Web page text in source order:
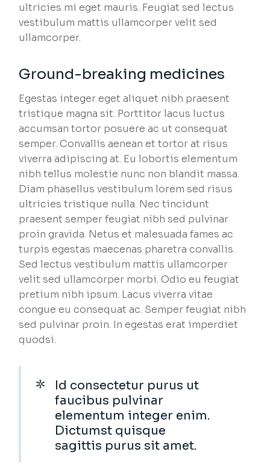
ultricies mi eget mauris. Feugiat sed lectus
vestibulum mattis ullamcorper velit sed
ullamcorper.
Ground-breaking medicines
Egestas integer eget aliquet nibh praesent
tristique magna sit. Porttitor lacus luctus
accumsan tortor posuere ac ut consequat
semper. Convallis aenean et tortor at risus
viverra adipiscing at. Eu lobortis elementum
nibh tellus molestie nunc non blandit massa.
Diam phasellus vestibulum lorem sed risus
ultricies tristique nulla. Nec tincidunt
praesent semper feugiat nibh sed pulvinar
proin gravida. Netus et malesuada fames ac
turpis egestas maecenas pharetra convallis.
Sed lectus vestibulum mattis ullamcorper
velit sed ullamcorper morbi. Odio eu feugiat
pretium nibh ipsum. Lacus viverra vitae
congue eu consequat ac. Semper feugiat nibh
sed pulvinar proin. In egestas erat imperdiet
quodsi.
Id consectetur purus ut
faucibus pulvinar
elementum integer enim.
Dictumst quisque
sagittis purus sit amet.